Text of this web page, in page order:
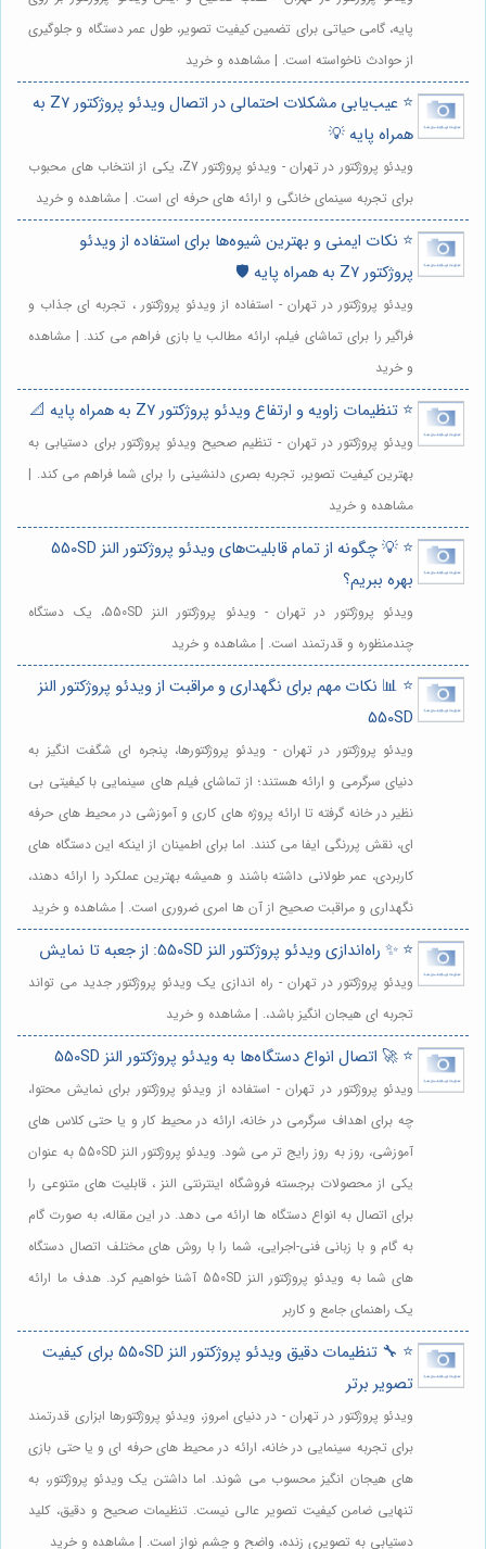
پایه، گامی حیاتی برای تضمین کیفیت تصویر، طول عمر دستگاه و جلوگیری
از حوادث ناخواسته است. | مشاهده و خرید
⭐️ عیب‌یابی مشکلات احتمالی در اتصال ویدئو پروژکتور Z7 به
همراه پایه 💡
ویدئو پروژکتور در تهران - ویدئو پروژکتور Z7، یکی از انتخاب های محبوب
برای تجربه سینمای خانگی و ارائه های حرفه ای است. | مشاهده و خرید
⭐️ نکات ایمنی و بهترین شیوه‌ها برای استفاده از ویدئو
پروژکتور Z7 به همراه پایه 🛡️
ویدئو پروژکتور در تهران - استفاده از ویدئو پروژکتور ، تجربه ای جذاب و
فراگیر را برای تماشای فیلم، ارائه مطالب یا بازی فراهم می کند. | مشاهده
و خرید
⭐️ تنظیمات زاویه و ارتفاع ویدئو پروژکتور Z7 به همراه پایه 📐
ویدئو پروژکتور در تهران - تنظیم صحیح ویدئو پروژکتور برای دستیابی به
بهترین کیفیت تصویر، تجربه بصری دلنشینی را برای شما فراهم می کند. |
مشاهده و خرید
⭐️ 💡 چگونه از تمام قابلیت‌های ویدئو پروژکتور النز 550SD
بهره ببریم؟
ویدئو پروژکتور در تهران - ویدئو پروژکتور النز 550SD، یک دستگاه
چندمنظوره و قدرتمند است. | مشاهده و خرید
⭐️ 📊 نکات مهم برای نگهداری و مراقبت از ویدئو پروژکتور النز
550SD
ویدئو پروژکتور در تهران - ویدئو پروژکتورها، پنجره ای شگفت انگیز به
دنیای سرگرمی و ارائه هستند؛ از تماشای فیلم های سینمایی با کیفیتی بی
نظیر در خانه گرفته تا ارائه پروژه های کاری و آموزشی در محیط های حرفه
ای، نقش پررنگی ایفا می کنند. اما برای اطمینان از اینکه این دستگاه های
کاربردی، عمر طولانی داشته باشند و همیشه بهترین عملکرد را ارائه دهند،
نگهداری و مراقبت صحیح از آن ها امری ضروری است. | مشاهده و خرید
⭐️ ✨ راه‌اندازی ویدئو پروژکتور النز 550SD: از جعبه تا نمایش
ویدئو پروژکتور در تهران - راه اندازی یک ویدئو پروژکتور جدید می تواند
تجربه ای هیجان انگیز باشد،. | مشاهده و خرید
⭐️ 🚀 اتصال انواع دستگاه‌ها به ویدئو پروژکتور النز 550SD
ویدئو پروژکتور در تهران - استفاده از ویدئو پروژکتور برای نمایش محتوا،
چه برای اهداف سرگرمی در خانه، ارائه در محیط کار و یا حتی کلاس های
آموزشی، روز به روز رایج تر می شود. ویدئو پروژکتور النز 550SD به عنوان
یکی از محصولات برجسته فروشگاه اینترنتی النز ، قابلیت های متنوعی را
برای اتصال به انواع دستگاه ها ارائه می دهد. در این مقاله، به صورت گام
به گام و با زبانی فنی-اجرایی، شما را با روش های مختلف اتصال دستگاه
های شما به ویدئو پروژکتور النز 550SD آشنا خواهیم کرد. هدف ما ارائه
یک راهنمای جامع و کاربر
⭐️ 🔧 تنظیمات دقیق ویدئو پروژکتور النز 550SD برای کیفیت
تصویر برتر
ویدئو پروژکتور در تهران - در دنیای امروز، ویدئو پروژکتورها ابزاری قدرتمند
برای تجربه سینمایی در خانه، ارائه در محیط های حرفه ای و یا حتی بازی
های هیجان انگیز محسوب می شوند. اما داشتن یک ویدئو پروژکتور، به
تنهایی ضامن کیفیت تصویر عالی نیست. تنظیمات صحیح و دقیق، کلید
دستیابی به تصویری زنده، واضح و چشم نواز است. | مشاهده و خرید